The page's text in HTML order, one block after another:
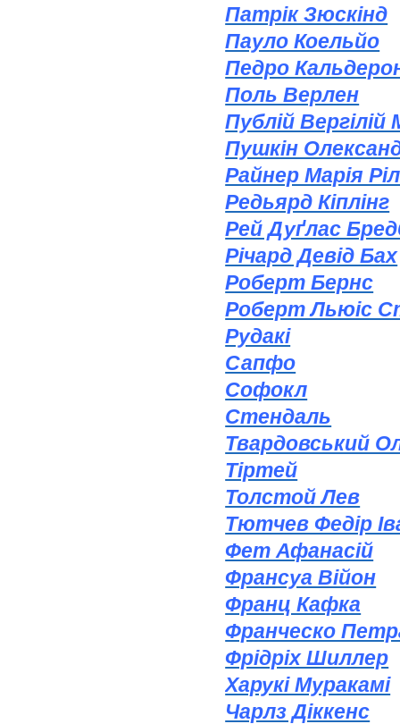
Патрік Зюскінд
Пауло Коельйо
Педро
Поль Верлен
Публій Вергілій
Пушкін
Райнер Марія
Редьярд Кіплінг
Рей Дуґлас
Річард Девід Бах
Роберт Бернс
Роберт Льюіс
Рудакі
Сапфо
Софокл
Стендаль
Твардовський
Тіртей
Толстой Лев
Тютчев Федір
Фет Афанасій
Франсуа Війон
Франц Кафка
Франческо
Фрідріх Шиллер
Харукі Муракамі
Чарлз Діккенс